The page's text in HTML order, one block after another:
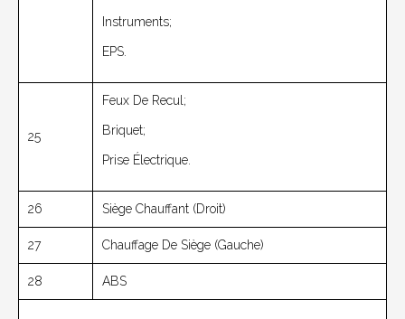
Instruments;
EPS.
25
Feux De Recul;
Briquet;
Prise Électrique.
26 Siège Chauffant (droit)
27 Chauffage De Siège (gauche)
28 ABS